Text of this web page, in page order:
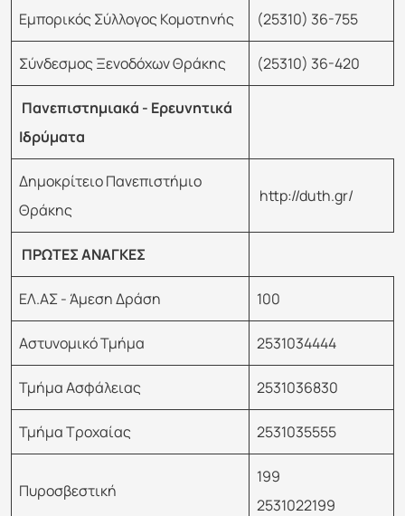
Εμπορικός Σύλλογος Κομοτηνής (25310) 36-755
Σύνδεσμος Ξενοδόχων Θράκης (25310) 36-420
Πανεπιστημιακά - Ερευνητικά
Ιδρύματα
Δημοκρίτειο Πανεπιστήμιο
Θράκης
http://duth.gr/
ΠΡΩΤΕΣ ΑΝΑΓΚΕΣ
ΕΛ.ΑΣ - Άμεση Δράση 100
Αστυνομικό Τμήμα 2531034444
Τμήμα Ασφάλειας 2531036830
Τμήμα Τροχαίας 2531035555
Πυροσβεστική
199
2531022199